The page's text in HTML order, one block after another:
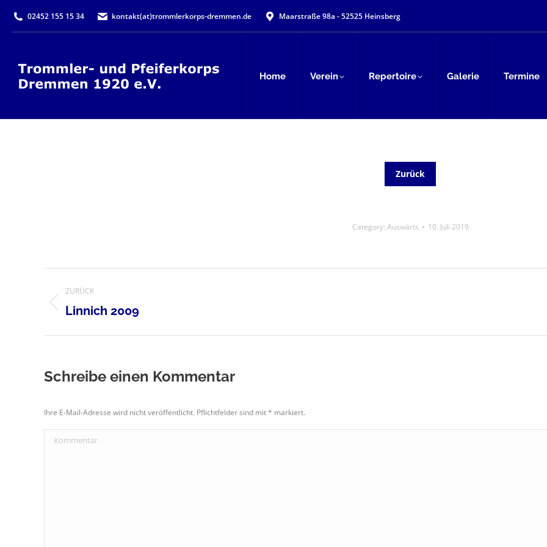
02452 155 15 34 kontakt(at)trommlerkorps-dremmen.de Maarstraße 98a - 52525 Heinsberg
Home Verein Repertoire Galerie Termine
Zurück
Category: Auswärts 10. Juli 2019
Album-
Navigation
ZURÜCK
Vorheriges
Linnich 2009
Schreibe einen Kommentar
Ihre E-Mail-Adresse wird nicht veröffentlicht. Pflichtfelder sind mit* markiert.
Kommentar